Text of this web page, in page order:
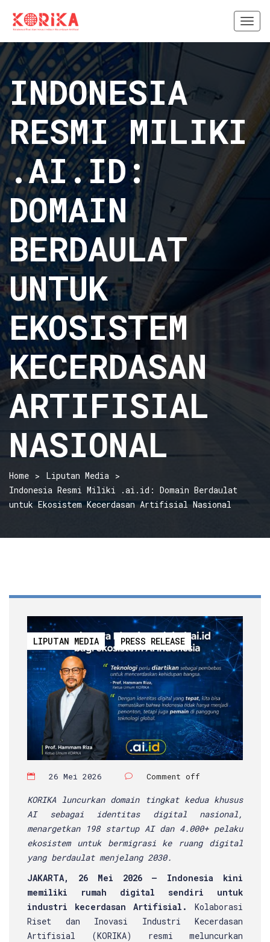
INDONESIA
RESMI MILIKI
.AI.ID:
DOMAIN
BERDAULAT
UNTUK
EKOSISTEM
KECERDASAN
ARTIFISIAL
NASIONAL
Home
Liputan Media
Indonesia Resmi Miliki .ai.id: Domain Berdaulat
untuk Ekosistem Kecerdasan Artifisial Nasional
LIPUTAN MEDIA PRESS RELEASE
26 Mei 2026 Comment off
KORIKA luncurkan domain tingkat kedua khusus
AI sebagai identitas digital nasional,
menargetkan 198 startup AI dan 4.000+ pelaku
ekosistem untuk bermigrasi ke ruang digital
yang berdaulat menjelang 2030.
JAKARTA, 26 Mei 2026 — Indonesia kini
memiliki rumah digital sendiri untuk
industri kecerdasan Artifisial. Kolaborasi
Riset dan Inovasi Industri Kecerdasan
Artifisial (KORIKA) resmi meluncurkan